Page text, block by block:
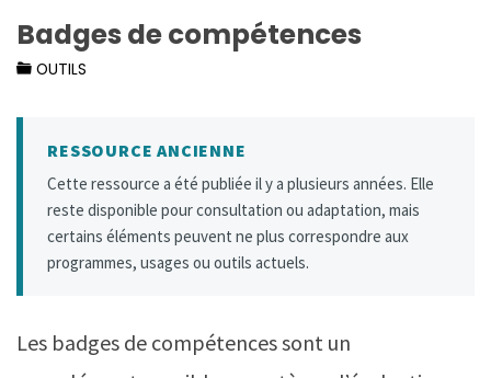
Badges de compétences
OUTILS
RESSOURCE ANCIENNE
Cette ressource a été publiée il y a plusieurs années. Elle
reste disponible pour consultation ou adaptation, mais
certains éléments peuvent ne plus correspondre aux
programmes, usages ou outils actuels.
Les badges de compétences sont un